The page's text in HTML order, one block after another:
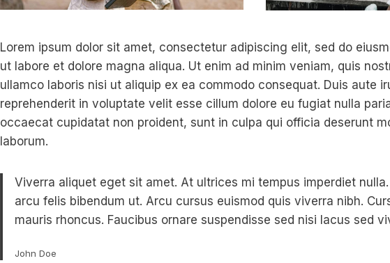
Lorem ipsum dolor sit amet, consectetur adipiscing elit, sed do
ut labore et dolore magna aliqua. Ut enim ad minim veniam, quis
ullamco laboris nisi ut aliquip ex ea commodo consequat. Duis aute
reprehenderit in voluptate velit esse cillum dolore eu fugiat nulla
occaecat cupidatat non proident, sunt in culpa qui officia deserunt
laborum.
Viverra aliquet eget sit amet. At ultrices mi tempus imperdiet
arcu felis bibendum ut. Arcu cursus euismod quis viverra nibh.
mauris rhoncus. Faucibus ornare suspendisse sed nisi lacus sed
John Doe